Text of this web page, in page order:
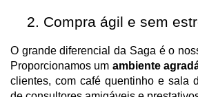
Compra ágil e sem
O grande diferencial da Saga é o
Proporcionamos um ambiente
clientes, com café quentinho e sala